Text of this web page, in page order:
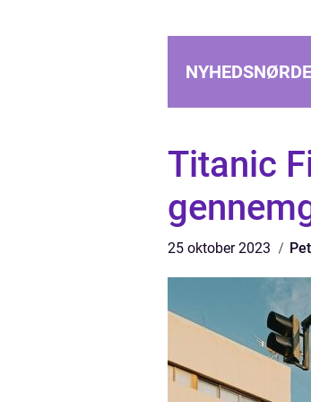
Titanic
25 oktober 2023